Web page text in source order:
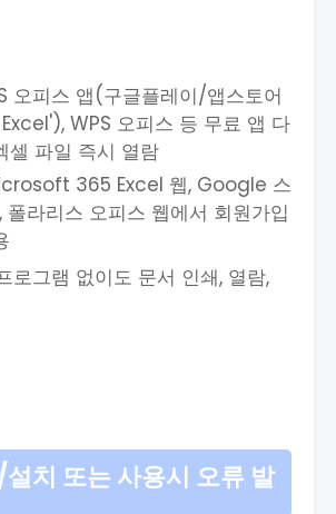
오피스 앱(구글플레이/앱스토어
WPS 오피스 등 무료 앱 다
셀 파일 즉시 열람
365 Excel 웹, Google 스
폴라리스 오피스 웹에서 회원가입
로그램 없이도 문서 인쇄, 열람,
치 또는 사용시 오류 발